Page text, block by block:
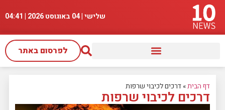
שלישי | 04 באוגוסט 2026 | 04:41
לפרסום באתר
דף הבית»דרכים לכיבוי שרפות
דרכים לכיבוי שרפות